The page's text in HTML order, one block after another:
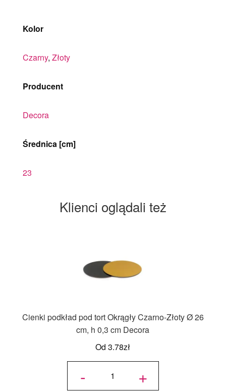
Kolor
Czarny,Złoty
Producent
Decora
Średnica [cm]
23
Klienci oglądali też
Cienki podkład pod tort Okrągły Czarno-Złoty Ø 26
cm, h 0,3 cm Decora
Od3.78zł
-
ilość
pod tort
Okrągły
Czarno-
Złoty Ø +